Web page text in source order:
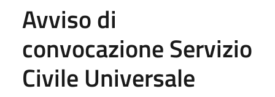
Avviso di
convocazione Servizio
Civile Universale